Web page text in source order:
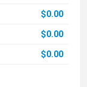
$0.00
$0.00
$0.00